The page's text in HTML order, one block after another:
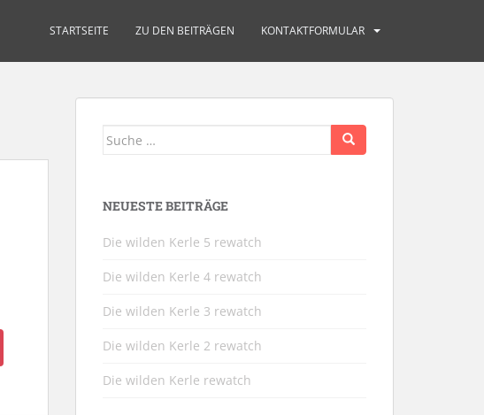
STARTSEITE ZU DEN BEITRÄGEN KONTAKTFORMULAR
Suche
NEUESTE BEITRÄGE
Die wilden Kerle 5 rewatch
Die wilden Kerle 4 rewatch
Die wilden Kerle 3 rewatch
Die wilden Kerle 2 rewatch
Die wilden Kerle rewatch